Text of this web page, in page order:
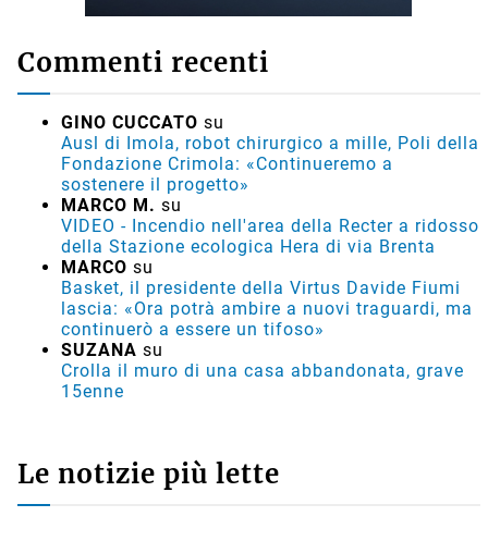
Commenti recenti
GINO CUCCATO su
Ausl di Imola, robot chirurgico a mille, Poli della
Fondazione Crimola: «Continueremo a
sostenere il progetto»
MARCO M. su
VIDEO - Incendio nell'area della Recter a ridosso
della Stazione ecologica Hera di via Brenta
MARCO su
Basket, il presidente della Virtus Davide Fiumi
lascia: «Ora potrà ambire a nuovi traguardi, ma
continuerò a essere un tifoso»
SUZANA su
Crolla il muro di una casa abbandonata, grave
15enne
Le notizie più lette